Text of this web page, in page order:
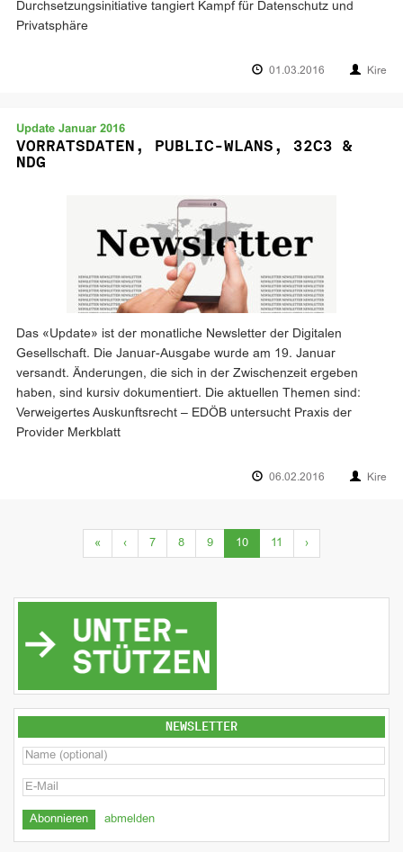
Durchsetzungsinitiative tangiert Kampf für Datenschutz und
Privatsphäre
01.03.2016 Kire
Update Januar 2016
VORRATSDATEN, PUBLIC-WLANS, 32C3 &
NDG
Das «Update» ist der monatliche Newsletter der Digitalen
Gesellschaft. Die Januar-Ausgabe wurde am 19. Januar
versandt. Änderungen, die sich in der Zwischenzeit ergeben
haben, sind kursiv dokumentiert. Die aktuellen Themen sind:
Verweigertes Auskunftsrecht – EDÖB untersucht Praxis der
Provider Merkblatt
06.02.2016 Kire
« ‹ 7 8 9 10(current)
11 ›
NEWSLETTER
abmelden